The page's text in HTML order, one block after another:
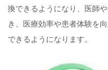
換できるようになり、医師
き、医療効率や患者体験を
できるようになります。